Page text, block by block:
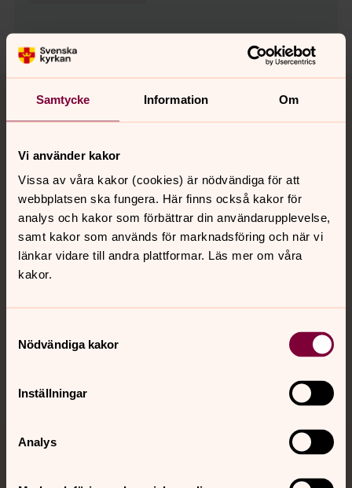
Samtycke Information Om
Vi använder kakor
Vissa av våra kakor (cookies) är nödvändiga för att
webbplatsen ska fungera. Här finns också kakor för
analys och kakor som förbättrar din användarupplevelse,
samt kakor som används för marknadsföring och när vi
länkar vidare till andra plattformar. Läs mer om våra
kakor.
Nödvändiga kakor
Inställningar
Analys
Tillbaka till toppen
Tillbaka till innehållet
Kontakt
Kalender
Hitta snabbt
Sociala kanaler